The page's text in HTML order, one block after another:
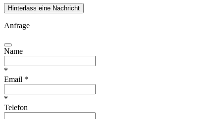
Hinterlass eine Nachricht
Anfrage
Name
*
Email *
*
Telefon